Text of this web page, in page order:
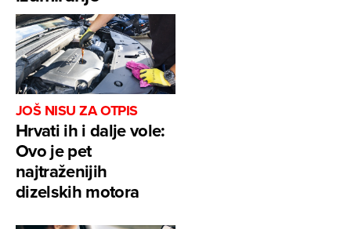
JOŠ NISU ZA OTPIS
Hrvati ih i dalje vole:
Ovo je pet
najtraženijih
dizelskih motora